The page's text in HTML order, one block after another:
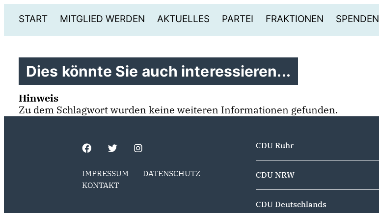
START MITGLIED WERDEN AKTUELLES PARTEI FRAKTIONEN SPENDEN
Dies könnte Sie auch interessieren...
Hinweis
Zu dem Schlagwort wurden keine weiteren Informationen gefunden.
IMPRESSUM
DATENSCHUTZ
KONTAKT
CDU Ruhr
CDU NRW
CDU Deutschlands